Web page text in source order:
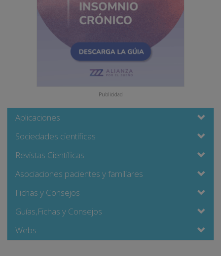
Publicidad
Aplicaciones
Sociedades científicas
Revistas Científicas
Asociaciones pacientes y familiares
Fichas y Consejos
Guías,Fichas y Consejos
Webs